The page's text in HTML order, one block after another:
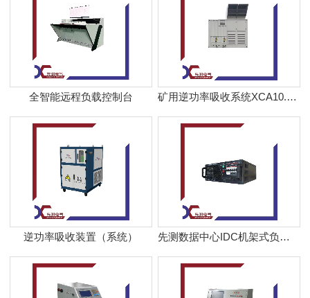
全智能远程负载控制台 矿用逆功率吸收系统XCA10.5KV-1000KW
逆功率吸收装置（系统） 先测数据中心IDC机架式负载箱XCD270-6kW